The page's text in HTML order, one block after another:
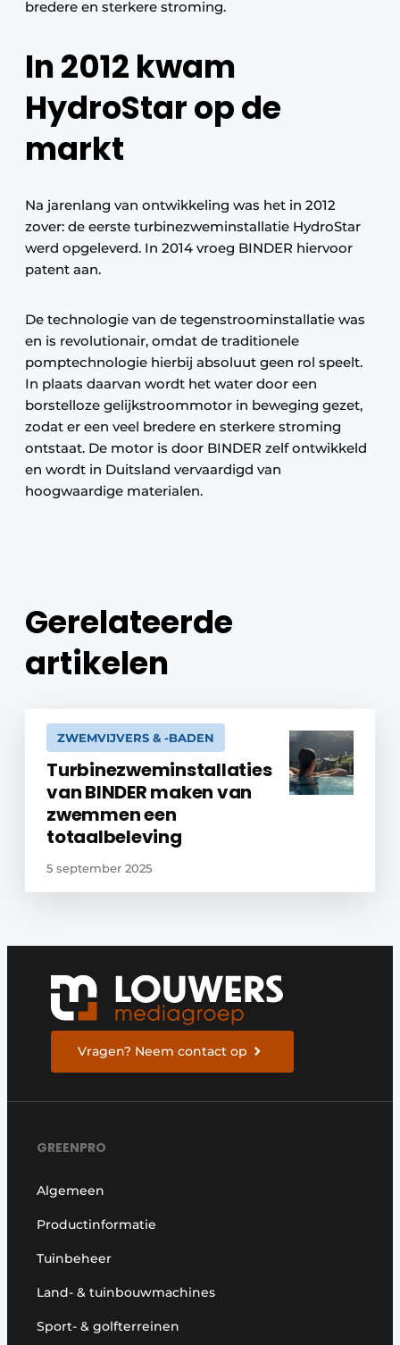
bredere en sterkere stroming.
In 2012 kwam
HydroStar op de
markt
Na jarenlang van ontwikkeling was het in 2012
zover: de eerste turbinezweminstallatie HydroStar
werd opgeleverd. In 2014 vroeg BINDER hiervoor
patent aan.
De technologie van de tegenstroominstallatie was
en is revolutionair, omdat de traditionele
pomptechnologie hierbij absoluut geen rol speelt.
In plaats daarvan wordt het water door een
borstelloze gelijkstroommotor in beweging gezet,
zodat er een veel bredere en sterkere stroming
ontstaat. De motor is door BINDER zelf ontwikkeld
en wordt in Duitsland vervaardigd van
hoogwaardige materialen.
Gerelateerde
artikelen
ZWEMVIJVERS & -BADEN
Turbinezweminstallaties
van BINDER maken van
zwemmen een
totaalbeleving
5 september 2025
Vragen? Neem contact op
GREENPRO
Algemeen
Productinformatie
Tuinbeheer
Land- & tuinbouwmachines
Sport- & golfterreinen